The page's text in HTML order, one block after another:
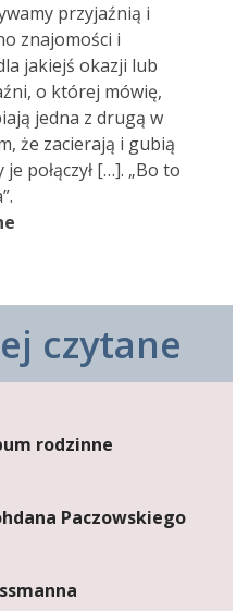
przyjaźnią i
znajomości i
jakiejś okazji lub
o której mówię,
jedna z drugą w
że zacierają i gubią
połączył […]. „Bo to
czytane
rodzinne
Paczowskiego